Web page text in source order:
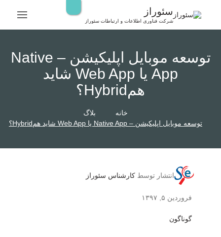
سئوراز
شرکت فناوری اطلاعات و ارتباطات سئوراز
توسعه موبایل اپلیکیشن – Native
App یا Web App شاید
همHybrid؟
خانه
بلاگ
توسعه موبایل اپلیکیشن – Native App یا Web App شاید همHybrid؟
انتشار توسط کارشناس سئوراز
فروردین ۵, ۱۳۹۷
گوناگون